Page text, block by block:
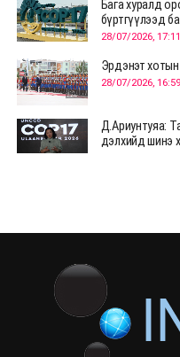
Бага хуралд
бүртгүүлээд
28/07/2026, 17:11
Эрдэнэт
28/07/2026, 16:59
Д.Ариунтуяа:
дэлхийд шинэ
28/07/2026, 12:04
ХӨВСГӨЛ
2 өрөө байр
20/07/2026, 19:22